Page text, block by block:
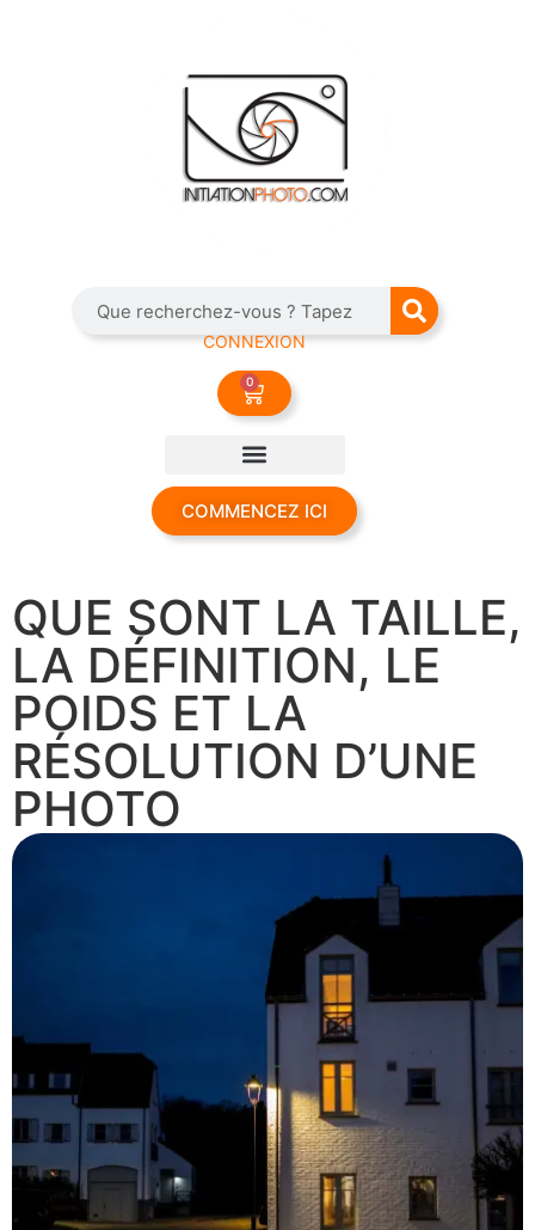
CONNEXION
0
COMMENCEZ ICI
QUE SONT LA TAILLE,
LA DÉFINITION, LE
POIDS ET LA
RÉSOLUTION D’UNE
PHOTO